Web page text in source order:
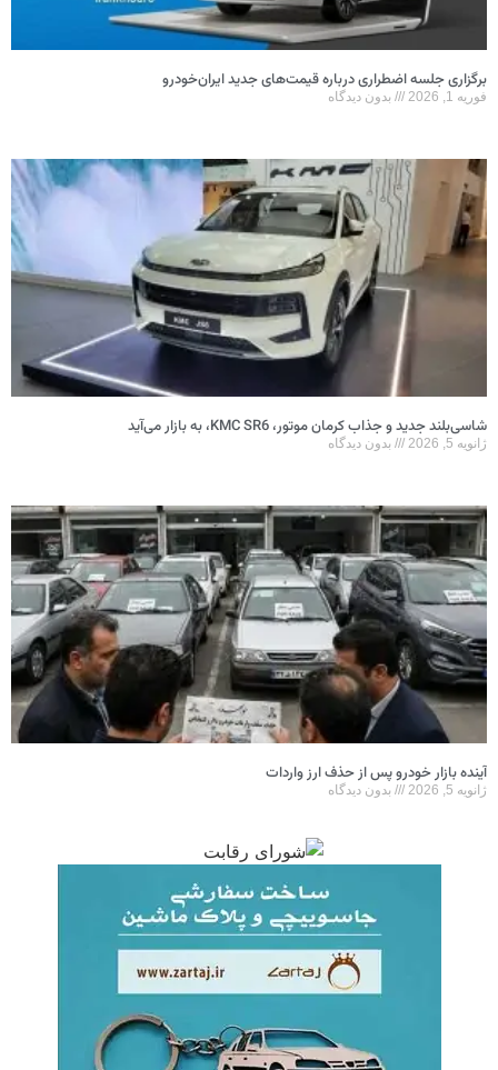
برگزاری جلسه اضطراری درباره قیمت‌های جدید ایران‌خودرو
فوریه 1, 2026 بدون دیدگاه
شاسی‌بلند جدید و جذاب کرمان موتور، KMC SR6، به بازار می‌آید
ژانویه 5, 2026 بدون دیدگاه
آینده بازار خودرو پس از حذف ارز واردات
ژانویه 5, 2026 بدون دیدگاه